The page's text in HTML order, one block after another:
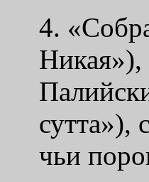
4.
сутта»),
чьи